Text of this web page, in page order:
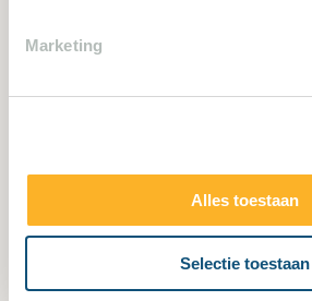
Marketing
Alles toestaan
Selectie toestaan
Villa bekijken
2567